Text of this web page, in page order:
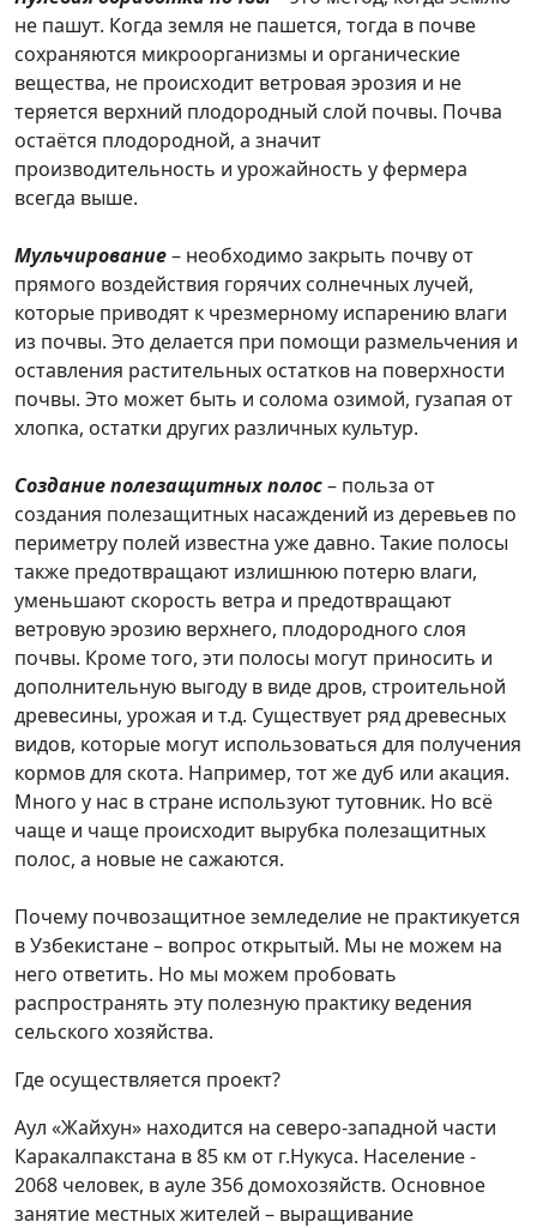
не пашут. Когда земля не пашется, тогда в почве
сохраняются микроорганизмы и органические
вещества, не происходит ветровая эрозия и не
теряется верхний плодородный слой почвы. Почва
остаётся плодородной, а значит
производительность и урожайность у фермера
всегда выше.
Мульчирование– необходимо закрыть почву от
прямого воздействия горячих солнечных лучей,
которые приводят к чрезмерному испарению влаги
из почвы. Это делается при помощи размельчения и
оставления растительных остатков на поверхности
почвы. Это может быть и солома озимой, гузапая от
хлопка, остатки других различных культур.
Создание полезащитных полос– польза от
создания полезащитных насаждений из деревьев по
периметру полей известна уже давно. Такие полосы
также предотвращают излишнюю потерю влаги,
уменьшают скорость ветра и предотвращают
ветровую эрозию верхнего, плодородного слоя
почвы. Кроме того, эти полосы могут приносить и
дополнительную выгоду в виде дров, строительной
древесины, урожая и т.д. Существует ряд древесных
видов, которые могут использоваться для получения
кормов для скота. Например, тот же дуб или акация.
Много у нас в стране используют тутовник. Но всё
чаще и чаще происходит вырубка полезащитных
полос, а новые не сажаются.
Почему почвозащитное земледелие не практикуется
в Узбекистане – вопрос открытый. Мы не можем на
него ответить. Но мы можем пробовать
распространять эту полезную практику ведения
сельского хозяйства.
Где осуществляется проект?
Аул «Жайхун» находится на северо-западной части
Каракалпакстана в 85 км от г.Нукуса. Население -
2068 человек, в ауле 356 домохозяйств. Основное
занятие местных жителей – выращивание